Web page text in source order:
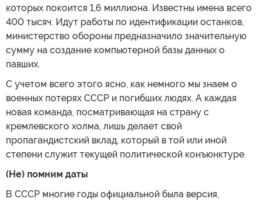
которых покоится 1,6 миллиона. Известны имена всего
400 тысяч. Идут работы по идентификации останков,
министерство обороны предназначило значительную
сумму на создание компьютерной базы данных о
павших.
С учетом всего этого ясно, как немного мы знаем о
военных потерях СССР и погибших людях. А каждая
новая команда, посматривающая на страну с
кремлевского холма, лишь делает свой
пропагандистский вклад, который в той или иной
степени служит текущей политической конъюнктуре.
(Не) помним даты
В СССР многие годы официальной была версия,